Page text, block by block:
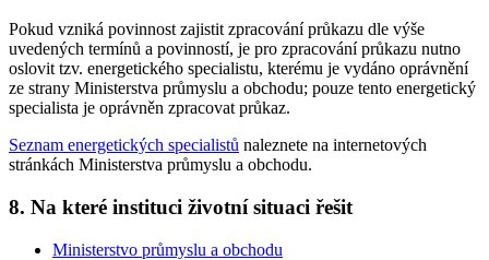
Pokud vzniká povinnost zajistit zpracování průkazu dle výše
uvedených termínů a povinností, je pro zpracování průkazu nutno
oslovit tzv. energetického specialistu, kterému je vydáno oprávnění
ze strany Ministerstva průmyslu a obchodu; pouze tento energetický
specialista je oprávněn zpracovat průkaz.
Seznam energetických specialistů naleznete na internetových
stránkách Ministerstva průmyslu a obchodu.
8. Na které instituci životní situaci řešit
Ministerstvo průmyslu a obchodu